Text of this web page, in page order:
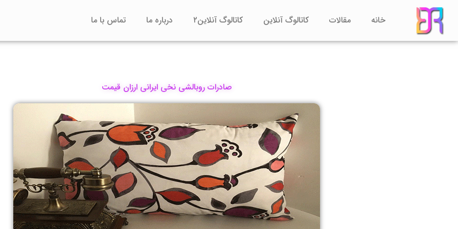
پرش
محتوا
خانه مقالات کاتالوگ آنلاین کاتالوگ آنلاین۲ درباره ما تماس با ما
صادرات روبالشی نخی ایرانی ارزان قیمت